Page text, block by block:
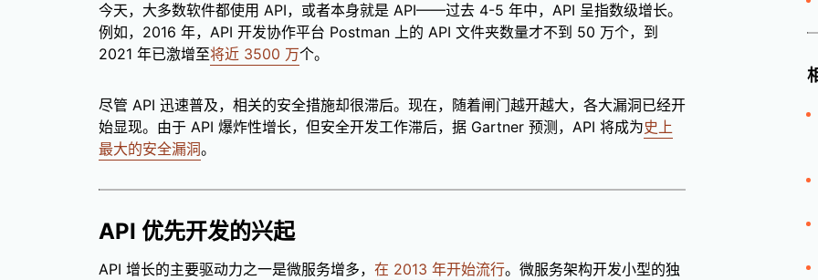
今天，大多数软件都使用 API，或者本身就是 API——过去 4-5 年中，API 呈指数级增长。
例如，2016 年，API 开发协作平台 Postman 上的 API 文件夹数量才不到 50 万个，到
2021 年已激增至将近 3500 万个。
尽管 API 迅速普及，相关的安全措施却很滞后。现在，随着闸门越开越大，各大漏洞已经开
始显现。由于 API 爆炸性增长，但安全开发工作滞后，据 Gartner 预测，API 将成为史上
最大的安全漏洞。
API 优先开发的兴起
API 增长的主要驱动力之一是微服务增多， 在 2013 年开始流行。微服务架构开发小型的独